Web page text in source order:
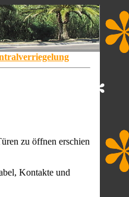
zu öffnen erschien
Kontakte und